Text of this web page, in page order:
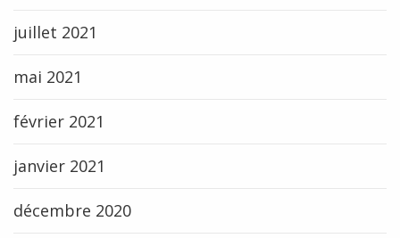
juillet 2021
mai 2021
février 2021
janvier 2021
décembre 2020